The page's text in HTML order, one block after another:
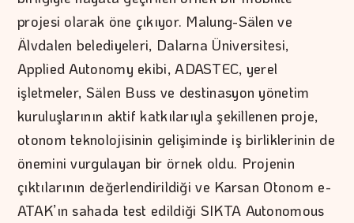
projesi olarak öne çıkıyor. Malung-Sälen ve
Älvdalen belediyeleri, Dalarna Üniversitesi,
Applied Autonomy ekibi, ADASTEC, yerel
işletmeler, Sälen Buss ve destinasyon yönetim
kuruluşlarının aktif katkılarıyla şekillenen proje,
otonom teknolojisinin gelişiminde iş birliklerinin de
önemini vurgulayan bir örnek oldu. Projenin
çıktılarının değerlendirildiği ve Karsan Otonom e-
ATAK’ın sahada test edildiği SIKTA Autonomous